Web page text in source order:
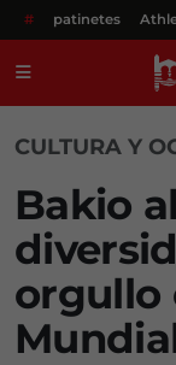
# patinetes
CULTURA Y
Bakio
orgullo